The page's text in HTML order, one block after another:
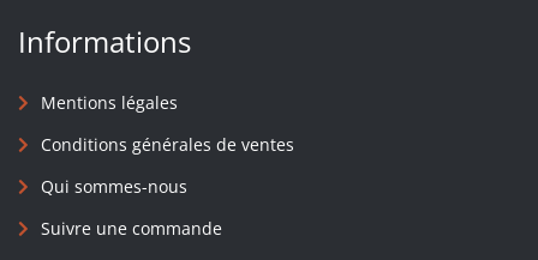
Informations
Mentions légales
Conditions générales de ventes
Qui sommes-nous
Suivre une commande